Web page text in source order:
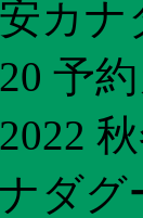
カ
予
ダ